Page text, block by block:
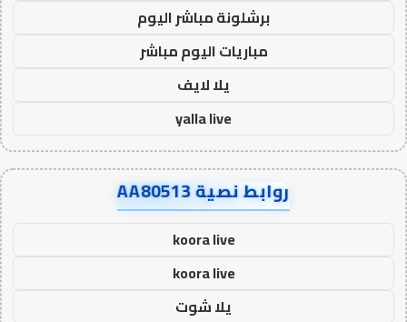
برشلونة مباشر اليوم
مباريات اليوم مباشر
يلا لايف
yalla live
روابط نصية AA80513
koora live
koora live
يلا شوت